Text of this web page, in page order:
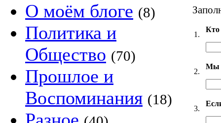
О моём блоге (8)
Политика и
Общество (70)
Прошлое и
Воспоминания (18)
1.
2.
Мы
3.